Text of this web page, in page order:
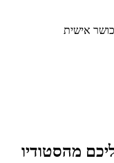
אישית
מהסטודיו